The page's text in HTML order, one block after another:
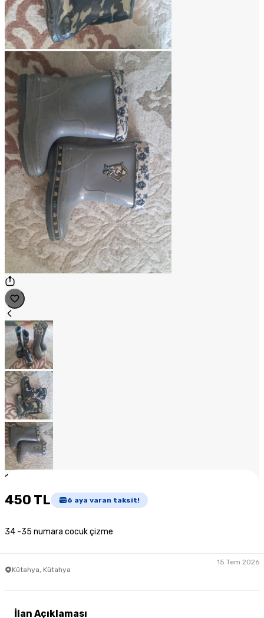
1
450 TL 6 aya varan taksit!
34 -35 numara cocuk çizme
Kütahya, Kütahya
15 Tem 2026
İlan Açıklaması